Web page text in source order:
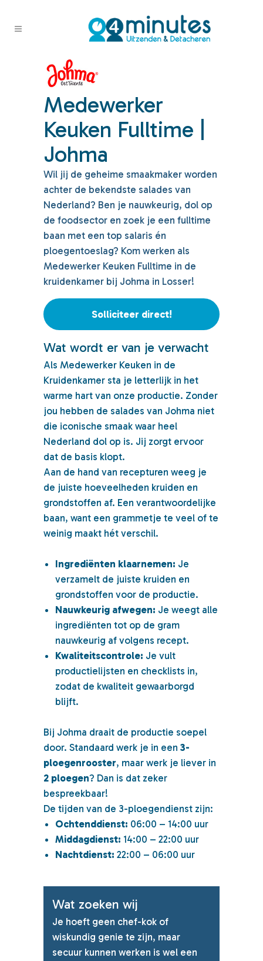
Medewerker
Keuken Fulltime |
Johma
Wil jij de geheime smaakmaker worden
achter de bekendste salades van
Nederland? Ben je nauwkeurig, dol op
de foodsector en zoek je een fulltime
baan met een top salaris én
ploegentoeslag? Kom werken als
Medewerker Keuken Fulltime in de
kruidenkamer bij Johma in Losser!
Solliciteer direct!
Wat wordt er van je verwacht
Als Medewerker Keuken in de
Kruidenkamer sta je letterlijk in het
warme hart van onze productie. Zonder
jou hebben de salades van Johma niet
die iconische smaak waar heel
Nederland dol op is. Jij zorgt ervoor
dat de basis klopt.
Aan de hand van recepturen weeg je
de juiste hoeveelheden kruiden en
grondstoffen af. Een verantwoordelijke
baan, want een grammetje te veel of te
weinig maakt hét verschil.
Ingrediënten klaarnemen: Je
verzamelt de juiste kruiden en
grondstoffen voor de productie.
Nauwkeurig afwegen: Je weegt alle
ingrediënten tot op de gram
nauwkeurig af volgens recept.
Kwaliteitscontrole: Je vult
productielijsten en checklists in,
zodat de kwaliteit gewaarborgd
blijft.
Bij Johma draait de productie soepel
door. Standaard werk je in een 3-
ploegenrooster, maar werk je liever in
2 ploegen? Dan is dat zeker
bespreekbaar!
De tijden van de 3-ploegendienst zijn:
Ochtenddienst: 06:00 – 14:00 uur
Middagdienst: 14:00 – 22:00 uur
Nachtdienst: 22:00 – 06:00 uur
Wat zoeken wij
Je hoeft geen chef-kok of
wiskundig genie te zijn, maar
secuur kunnen werken is wel een